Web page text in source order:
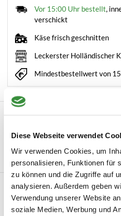
Diese Webseite verwendet
Wir verwenden Cookies, um
personalisieren, Funktionen für
zu können und die Zugriffe auf
analysieren. Außerdem geben
Verwendung unserer Website
soziale Medien, Werbung und
Vor 15:00 Uhr bestellt,
verschickt
Käse frisch geschnitten
Leckerster Holländischer
Mindestbestellwert von
Beschreibung
Würziger Nordholland Käse Die
Mehr lesen
Produktinformation
Artikelnummer